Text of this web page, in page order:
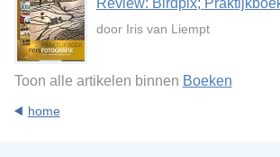
Review: Birdpix;
door Iris van Liempt
Toon alle artikelen binnen Boeken
home